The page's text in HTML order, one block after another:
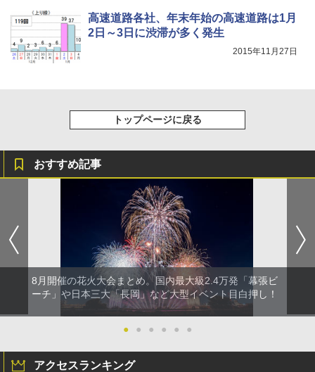
高速道路各社、年末年始の高速道路は1月
2日～3日に渋滞が多く発生
2015年11月27日
トップページに戻る
おすすめ記事
8月開催の花火大会まとめ。国内最大級2.4万発「幕張ビ
ーチ」や日本三大「長岡」など大型イベント目白押し！
● ● ● ● ● ●
アクセスランキング